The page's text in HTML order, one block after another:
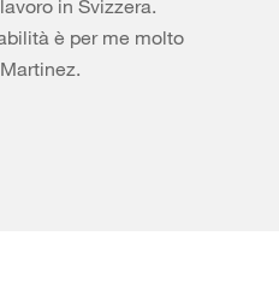
in Svizzera.
è per me molto